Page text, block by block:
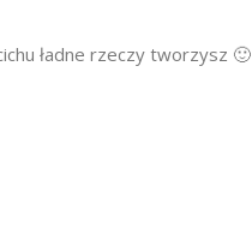
ładne rzeczy tworzysz 🙂